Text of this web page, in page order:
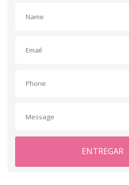
ENTREGAR